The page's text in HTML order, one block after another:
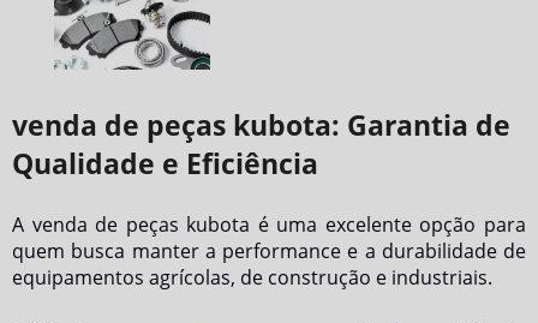
venda de peças kubota: Garantia de
Qualidade e Eficiência
A venda de peças kubota é uma excelente opção para
quem busca manter a performance e a durabilidade de
equipamentos agrícolas, de construção e industriais.